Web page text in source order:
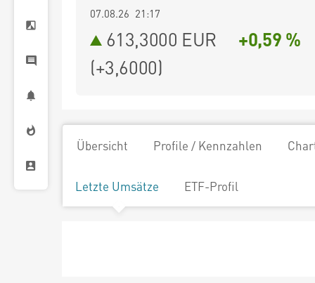
07.08.26 21:17
613,3000 EUR
+0,59 %
(+3,6000)
Übersicht Profile / Kennzahlen
Letzte Umsätze ETF-Profil